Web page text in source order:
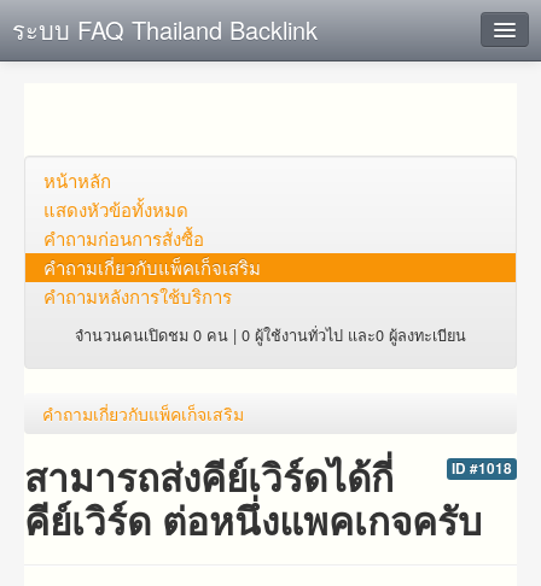
ระบบ FAQ Thailand Backlink
ตั้งคำถาม
ดูคำถาม
คุณต้องการที่จะลงทะเบียนหรือไม่?
หน้าหลัก
แสดงหัวข้อทั้งหมด
คำถาม​ก่อน​การ​สั่งซื้อ​
คำถาม​เกี่ยว​กับ​แพ็คเก็จ​เสริม
คำถามหลังการใช้บริการ
จำนวนคนเปิดชม 0 คน | 0 ผู้ใช้งานทั่วไป และ0 ผู้ลงทะเบียน
คำถาม​เกี่ยว​กับ​แพ็คเก็จ​เสริม
ID #1018
สามารถส่งคีย์เวิร์ดได้กี่
คีย์เวิร์ด ต่อหนึ่งแพคเกจครับ